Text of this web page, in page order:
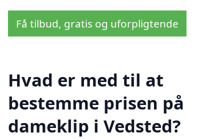
Få tilbud, gratis og uforpligtende
Hvad er med til at
bestemme prisen på
dameklip i Vedsted?